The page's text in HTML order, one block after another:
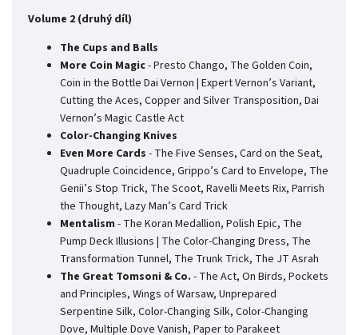
Volume 2 (druhý díl)
The Cups and Balls
More Coin Magic- Presto Chango, The Golden Coin,
Coin in the Bottle Dai Vernon | Expert Vernon’s Variant,
Cutting the Aces, Copper and Silver Transposition, Dai
Vernon’s Magic Castle Act
Color-Changing Knives
Even More Cards - The Five Senses, Card on the Seat,
Quadruple Coincidence, Grippo’s Card to Envelope, The
Genii’s Stop Trick, The Scoot, Ravelli Meets Rix, Parrish
the Thought, Lazy Man’s Card Trick
Mentalism - The Koran Medallion, Polish Epic, The
Pump Deck Illusions | The Color-Changing Dress, The
Transformation Tunnel, The Trunk Trick, The JT Asrah
The Great Tomsoni & Co. - The Act, On Birds, Pockets
and Principles, Wings of Warsaw, Unprepared
Serpentine Silk, Color-Changing Silk, Color-Changing
Dove, Multiple Dove Vanish, Paper to Parakeet